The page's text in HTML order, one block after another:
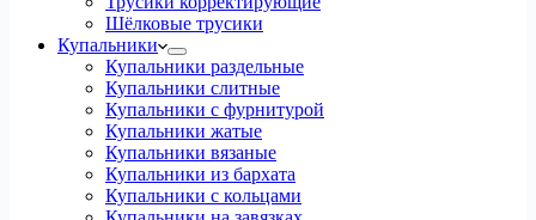
Шёлковые трусики
Купальники
Купальники раздельные
Купальники слитные
Купальники с фурнитурой
Купальники жатые
Купальники вязаные
Купальники из бархата
Купальники с кольцами